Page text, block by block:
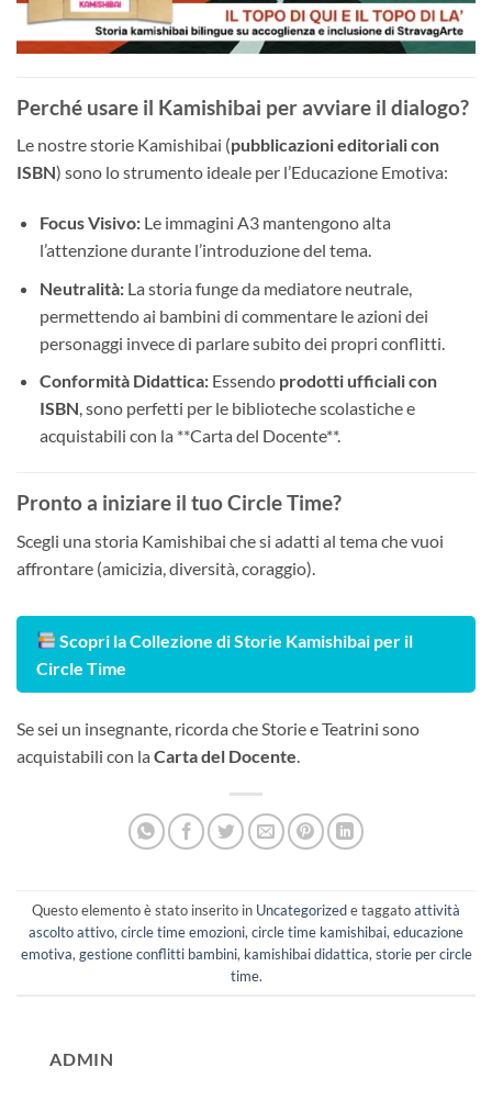
Perché usare il Kamishibai per avviare il dialogo?
Le nostre storie Kamishibai (pubblicazioni editoriali con
ISBN) sono lo strumento ideale per l’Educazione Emotiva:
Focus Visivo:Le immagini A3 mantengono alta
l’attenzione durante l’introduzione del tema.
Neutralità:La storia funge da mediatore neutrale,
permettendo ai bambini di commentare le azioni dei
personaggi invece di parlare subito dei propri conflitti.
Conformità Didattica:Essendo prodotti ufficiali con
ISBN, sono perfetti per le biblioteche scolastiche e
acquistabili con la **Carta del Docente**.
Pronto a iniziare il tuo Circle Time?
Scegli una storia Kamishibai che si adatti al tema che vuoi
affrontare (amicizia, diversità, coraggio).
Scopri la Collezione di Storie Kamishibai per il
Circle Time
Se sei un insegnante, ricorda che Storie e Teatrini sono
acquistabili con la Carta del Docente.
Questo elemento è stato inserito in Uncategorizede taggatoattività
ascolto attivo, circle time emozioni, circle time kamishibai, educazione
emotiva, gestione conflitti bambini, kamishibai didattica, storie per circle
time.
ADMIN